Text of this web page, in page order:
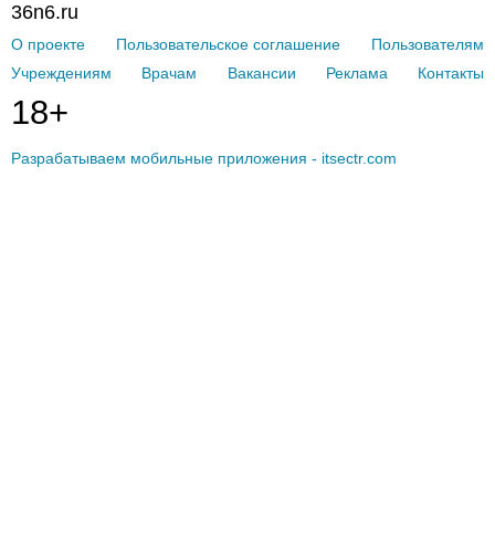
36n6.ru
О проекте Пользовательское соглашение
Пользователям
Учреждениям
Врачам Вакансии Реклама Контакты
18+
Разрабатываем мобильные приложения - itsectr.com